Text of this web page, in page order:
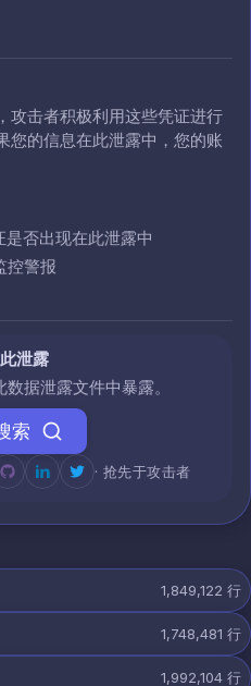
攻击者积极利用这些凭证进行
您的信息在此泄露中，您的账
否出现在此泄露中
控警报
泄露
据泄露文件中暴露。
索
· 抢先于攻击者
1,849,122 行
1,748,481 行
1,992,104 行